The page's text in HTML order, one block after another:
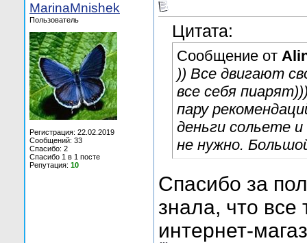
MarinaMnishek
Пользователь
Регистрация: 22.02.2019
Сообщений: 33
Спасибо: 2
Спасибо 1 в 1 посте
Репутация: 10
Цитата:
Сообщение от
)) Все двигают
все себя
пару
деньги сольете
не нужно.
Спасибо за
знала, что все
интернет-